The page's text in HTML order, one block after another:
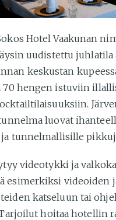
Hotel Vaakunan
uudistettu juhlatila
keskustan
70 hengen istuviin
luovat
tunnelmallisille
videotykki ja
esimerkiksi videoiden
katseluun tai
hoitaa hotellin